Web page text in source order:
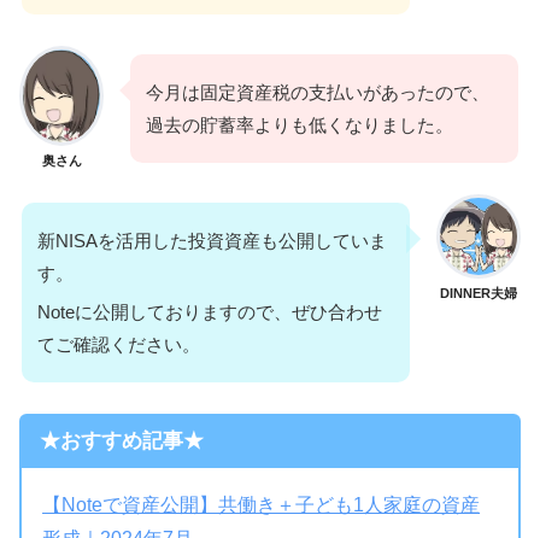
奥さん
今月は固定資産税の支払いがあったので、
過去の貯蓄率よりも低くなりました。
DINNER夫婦
新NISAを活用した投資資産も公開していま
す。
Noteに公開しておりますので、ぜひ合わせ
てご確認ください。
★おすすめ記事★
【Noteで資産公開】共働き＋子ども1人家庭の資産